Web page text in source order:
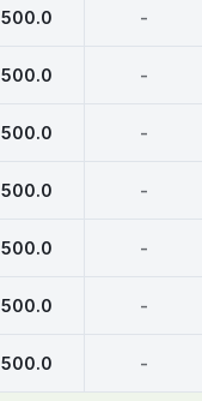
500.0 -
500.0 -
500.0 -
500.0 -
500.0 -
500.0 -
500.0 -